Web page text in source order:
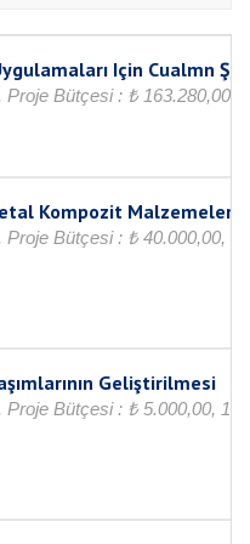
Için Cualmn
Bütçesi : ₺ 163.280,00,
Kompozit
Bütçesi : ₺ 40.000,00,
Geliştirilmesi
Bütçesi : ₺ 5.000,00, 16